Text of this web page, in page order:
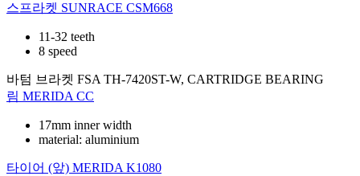
스프라켓 SUNRACE CSM668
11-32 teeth
8 speed
바텀 브라켓 FSA TH-7420ST-W, CARTRIDGE BEARING
림 MERIDA CC
17mm inner width
material: aluminium
타이어 (앞) MERIDA K1080